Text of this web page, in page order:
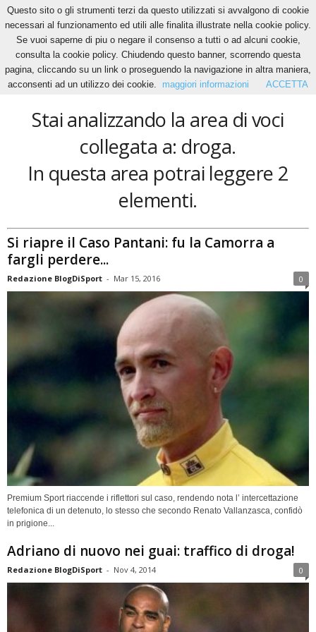
Home Tags Droga
droga
Stai analizzando la area di voci
collegata a: droga.
In questa area potrai leggere 2
elementi.
Si riapre il Caso Pantani: fu la Camorra a
fargli perdere...
Redazione BlogDiSport - Mar 15, 2016 0
Premium Sport riaccende i riflettori sul caso, rendendo nota l’ intercettazione
telefonica di un detenuto, lo stesso che secondo Renato Vallanzasca, confidò
in prigione...
Adriano di nuovo nei guai: traffico di droga!
Redazione BlogDiSport - Nov 4, 2014 0
Questo sito o gli strumenti terzi da questo utilizzati si avvalgono di cookie
necessari al funzionamento ed utili alle finalita illustrate nella cookie policy.
Se vuoi saperne di piu o negare il consenso a tutti o ad alcuni cookie,
consulta la cookie policy. Chiudendo questo banner, scorrendo questa
pagina, cliccando su un link o proseguendo la navigazione in altra maniera,
acconsenti ad un utilizzo dei cookie.
maggiori informazioni ACCETTA